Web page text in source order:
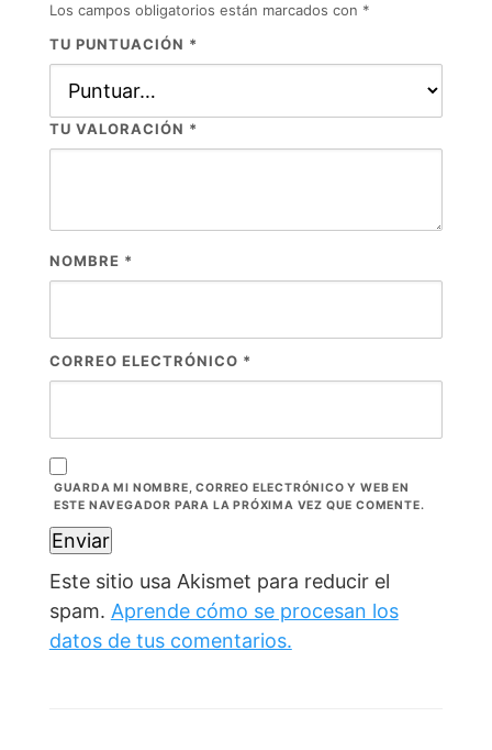
Los campos obligatorios están marcados con *
TU PUNTUACIÓN *
TU VALORACIÓN *
NOMBRE *
CORREO ELECTRÓNICO *
GUARDA MI NOMBRE, CORREO ELECTRÓNICO Y WEB EN
ESTE NAVEGADOR PARA LA PRÓXIMA VEZ QUE COMENTE.
Este sitio usa Akismet para reducir el
spam. Aprende cómo se procesan los
datos de tus comentarios.